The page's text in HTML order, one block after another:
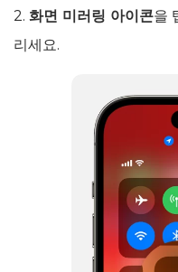
2. 화면 미러링 아이콘을
리세요.